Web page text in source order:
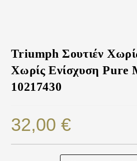
Triumph Σουτιέν
Χωρίς Ενίσχυση Pure
10217430
32,00€